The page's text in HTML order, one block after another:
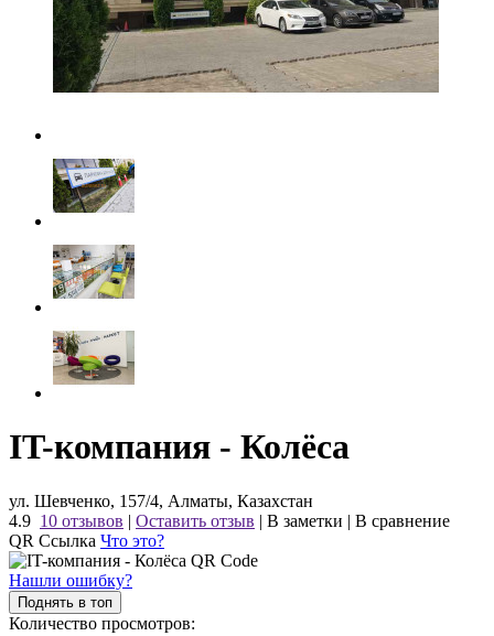
IT-компания - Колёса
ул. Шевченко, 157/4, Алматы, Казахстан
4.9 10 отзывов | Оставить отзыв | В заметки | В сравнение
QR Ссылка Что это?
Нашли ошибку?
Поднять в топ
Количество просмотров: